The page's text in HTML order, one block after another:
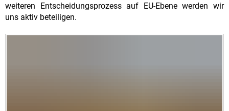
weiteren Entscheidungsprozess auf EU-Ebene werden wir
uns aktiv beteiligen.